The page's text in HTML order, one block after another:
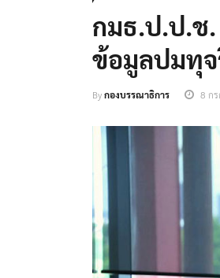
กมธ.ป.ป.ช.
ข้อมูลปมทุ
Byกองบรรณาธิการ 8 ก